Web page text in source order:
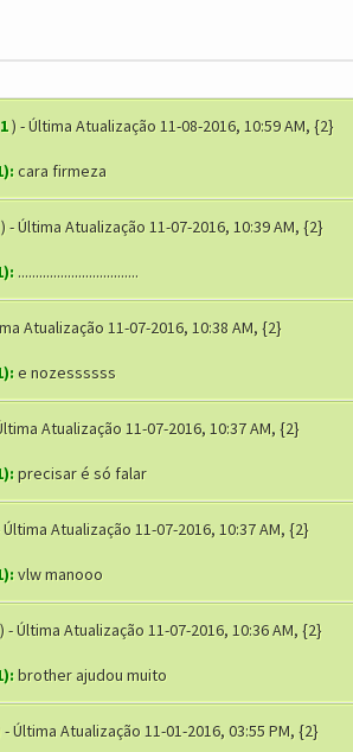
1) - Última Atualização 11-08-2016, 10:59 AM, {2}
cara firmeza
) - Última Atualização 11-07-2016, 10:39 AM, {2}
..................................
Atualização 11-07-2016, 10:38 AM, {2}
e nozessssss
Atualização 11-07-2016, 10:37 AM, {2}
precisar é só falar
Última Atualização 11-07-2016, 10:37 AM, {2}
vlw manooo
) - Última Atualização 11-07-2016, 10:36 AM, {2}
brother ajudou muito
- Última Atualização 11-01-2016, 03:55 PM, {2}